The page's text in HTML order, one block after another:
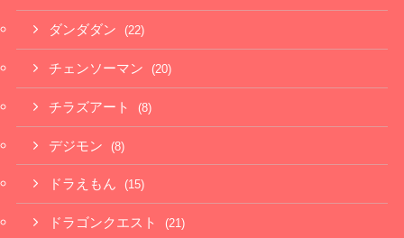
ダンダダン (22)
チェンソーマン (20)
チラズアート (8)
デジモン (8)
ドラえもん (15)
ドラゴンクエスト (21)